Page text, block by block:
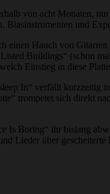
von acht Monaten,
und
Hauch von
Buildings“ (schon
Einstieg in diese
In“ verfällt
trompetet sich direkt
Boring“ ihr bislang
Lieder über gescheiterte